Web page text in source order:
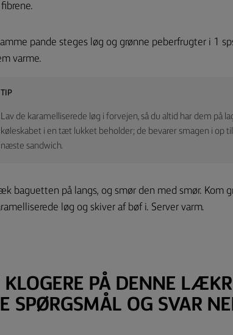
pande steges løg og grønne peberfrugter i 1
varme.
TIP
Lav de karamelliserede løg i forvejen, så du altid har dem på
køleskabet i en tæt lukket beholder; de bevarer smagen i op
næste sandwich.
baguetten på langs, og smør den med smør. Kom
løg og skiver af bøf i. Server varm.
KLOGERE PÅ DENNE
SPØRGSMÅL OG SVAR